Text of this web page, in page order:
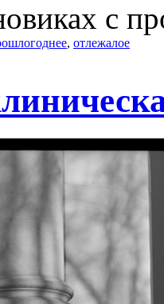
с
, отлежалое